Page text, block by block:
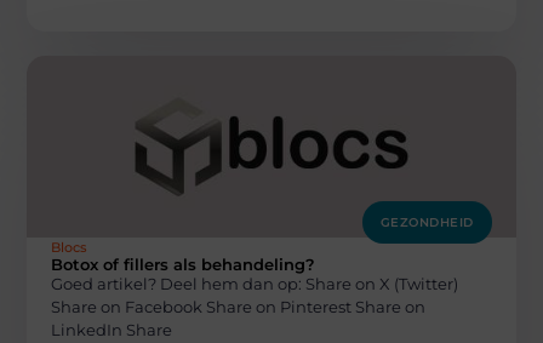
GEZONDHEID
Blocs
Botox of fillers als behandeling?
Goed artikel? Deel hem dan op: Share on X (Twitter)
Share on Facebook Share on Pinterest Share on
LinkedIn Share